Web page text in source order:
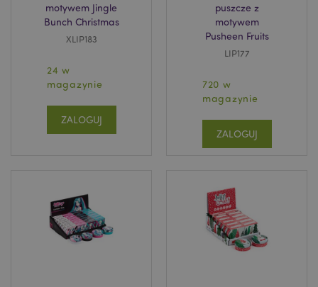
motywem Jingle
Bunch Christmas
XLIP183
24 w
magazynie
ZALOGUJ
puszcze z
motywem
Pusheen Fruits
LIP177
720 w
magazynie
ZALOGUJ
Adobe Inc.
X-Magento-Vary
Adobe Inc.
www.puckator.pl